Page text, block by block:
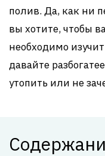
полив. Да, как ни
вы хотите, чтобы
необходимо
давайте
утопить или не